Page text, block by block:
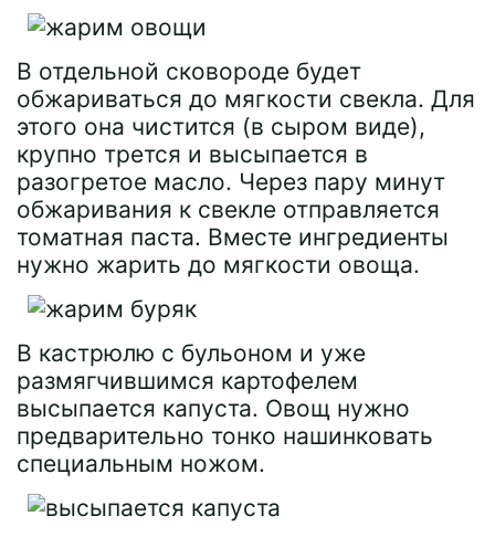
В отдельной сковороде будет
обжариваться до мягкости свекла. Для
этого она чистится (в сыром виде),
крупно трется и высыпается в
разогретое масло. Через пару минут
обжаривания к свекле отправляется
томатная паста. Вместе ингредиенты
нужно жарить до мягкости овоща.
В кастрюлю с бульоном и уже
размягчившимся картофелем
высыпается капуста. Овощ нужно
предварительно тонко нашинковать
специальным ножом.